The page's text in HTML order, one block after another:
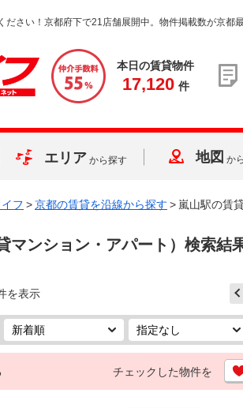
さい！京都府下で21店舗展開中。物件掲載数が京都最
本日の賃貸物件
17,120 件
エリア から探す 地図 か
フ >京都の賃貸を沿線から探す > 嵐山駅の賃
マンション・アパート）検索結
を表示
チェックした物件を